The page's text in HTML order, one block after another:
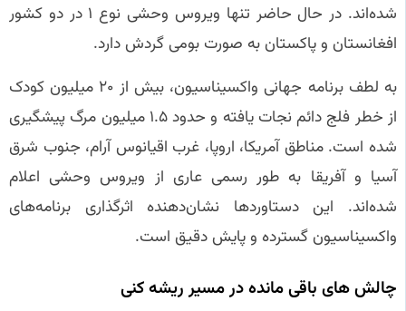
شده‌اند. در حال حاضر تنها ویروس وحشی نوع ۱ در دو کشور
افغانستان و پاکستان به صورت بومی گردش دارد.
به لطف برنامه جهانی واکسیناسیون، بیش از ۲۰ میلیون کودک
از خطر فلج دائم نجات یافته و حدود ۱.۵ میلیون مرگ پیشگیری
شده است. مناطق آمریکا، اروپا، غرب اقیانوس آرام، جنوب شرق
آسیا و آفریقا به طور رسمی عاری از ویروس وحشی اعلام
شده‌اند. این دستاوردها نشان‌دهنده اثرگذاری برنامه‌های
واکسیناسیون گسترده و پایش دقیق است.
چالش‌ های باقی‌ مانده در مسیر ریشه‌ کنی